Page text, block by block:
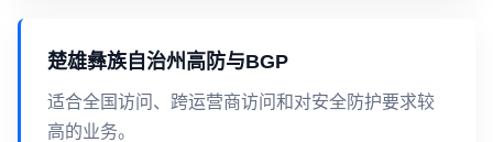
楚雄彝族自治州高防与BGP
适合全国访问、跨运营商访问和对安全防护要求较
高的业务。